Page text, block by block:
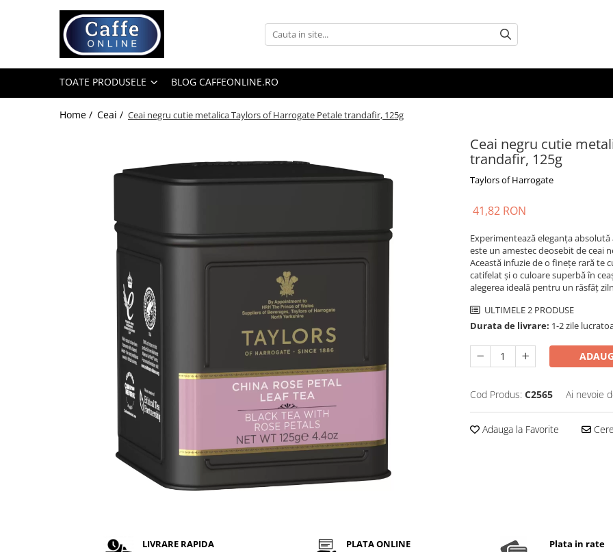
Toate Produsele
Capsule Cafea
Pliculete Zahar si Miere
TOATE PRODUSELE BLOG CAFFEONLINE.RO
Home / Ceai / Ceai negru cutie metalica Taylors of Harrogate Petale trandafir, 125g
Ceai negru cutie
trandafir, 125g
Taylors of Harrogate
41,82 RON
Experimentează eleganța
este un amestec deosebit de ceai
Această infuzie de o finețe rară te
catifelat și o culoare superbă în
alegerea ideală pentru un răsfăț
ULTIMELE 2 PRODUSE
Durata de livrare: 1-2 zile
Cod Produs: C2565 Ai nevoie
Adauga la Favorite
LIVRARE RAPIDA PLATA ONLINE Plata in rate